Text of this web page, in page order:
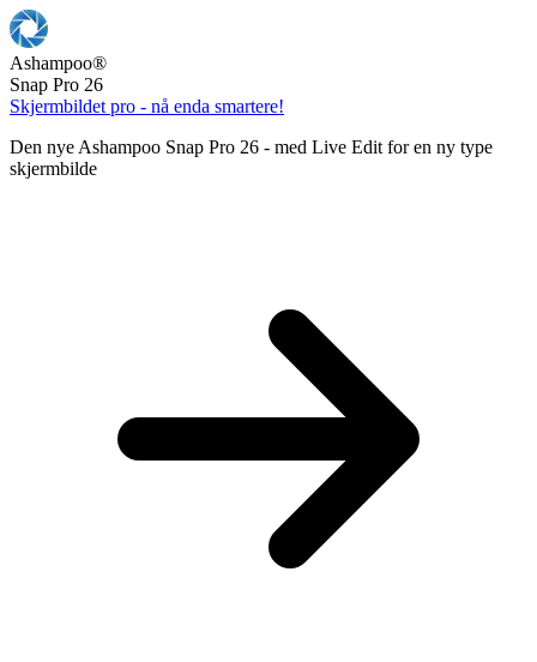
Ashampoo®
Snap Pro 26
Skjermbildet pro - nå enda smartere!
Den nye Ashampoo Snap Pro 26 - med Live Edit for en ny type
skjermbilde